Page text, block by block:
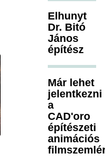
Elhunyt
Dr. Bitó
János
építész
Már lehet
jelentkezni
a
CAD'oro
építészeti
animációs